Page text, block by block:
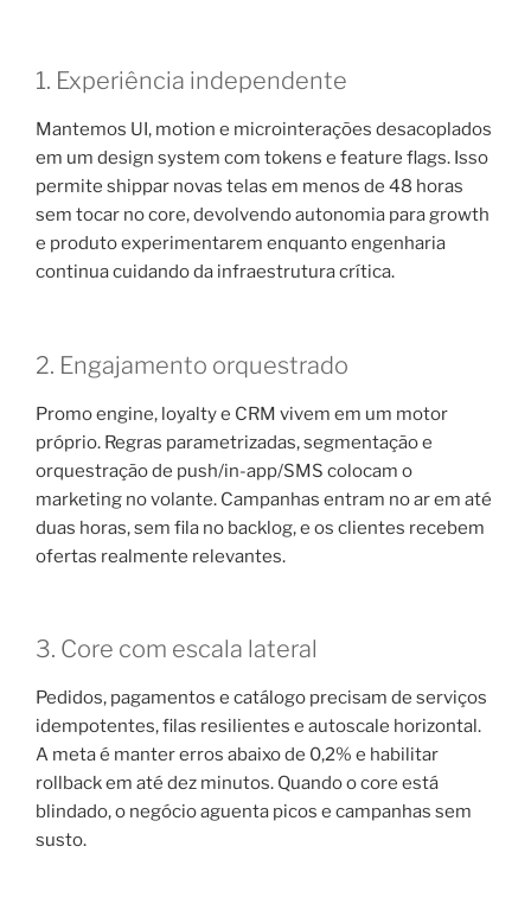
1. Experiência independente
Mantemos UI, motion e microinterações desacoplados
em um design system com tokens e feature flags. Isso
permite shippar novas telas em menos de 48 horas
sem tocar no core, devolvendo autonomia para growth
e produto experimentarem enquanto engenharia
continua cuidando da infraestrutura crítica.
2. Engajamento orquestrado
Promo engine, loyalty e CRM vivem em um motor
próprio. Regras parametrizadas, segmentação e
orquestração de push/in-app/SMS colocam o
marketing no volante. Campanhas entram no ar em até
duas horas, sem fila no backlog, e os clientes recebem
ofertas realmente relevantes.
3. Core com escala lateral
Pedidos, pagamentos e catálogo precisam de serviços
idempotentes, filas resilientes e autoscale horizontal.
A meta é manter erros abaixo de 0,2% e habilitar
rollback em até dez minutos. Quando o core está
blindado, o negócio aguenta picos e campanhas sem
susto.